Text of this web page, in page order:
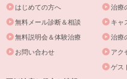
はじめての方へ
無料メール診断＆相談
無料説明会＆体験治療
お問い合わせ
治療
キャ
治療
アク
ゲス